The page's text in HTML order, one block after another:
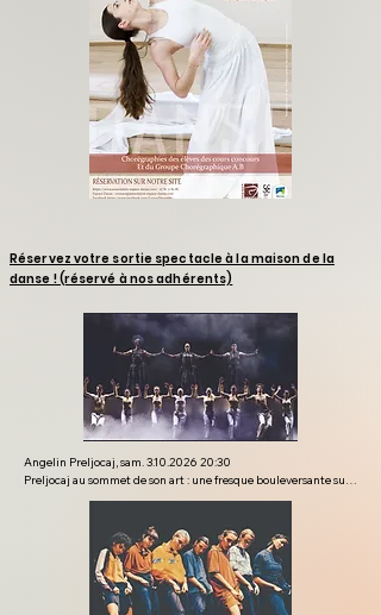
Réservez votre sortie spectacle à la maison de la
danse ! (réservé à nos adhérents)
Angelin Preljocaj, sam. 3.10.2026 20:30
Preljocaj au sommet de son art : une fresque bouleversante sur
le deuil, portée par dix-neuf interprètes d’une puissance rare.
contemporaine française, et un artiste fidèle à la Maison de la
danse, qui accompagne son travail depuis de nombreuses
années. C’est d’une douleur profondément personnelle qu’est
né Requiem(s). La perte de son père, de sa mère et de plusieurs
proches en 2023 a conduit le chorégraphe à interroger le deuil